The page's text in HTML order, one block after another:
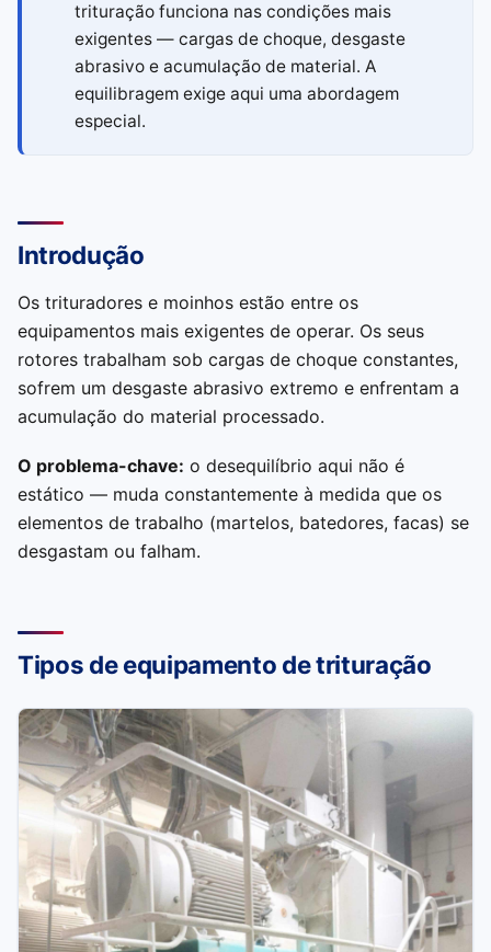
trituração funciona nas condições mais
exigentes — cargas de choque, desgaste
abrasivo e acumulação de material. A
equilibragem exige aqui uma abordagem
especial.
Introdução
Os trituradores e moinhos estão entre os
equipamentos mais exigentes de operar. Os seus
rotores trabalham sob cargas de choque constantes,
sofrem um desgaste abrasivo extremo e enfrentam a
acumulação do material processado.
O problema-chave: o desequilíbrio aqui não é
estático — muda constantemente à medida que os
elementos de trabalho (martelos, batedores, facas) se
desgastam ou falham.
Tipos de equipamento de trituração